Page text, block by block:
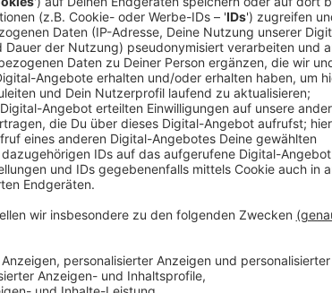
Anzeige
Comedy
Elvis Eifel - Der Podcast: